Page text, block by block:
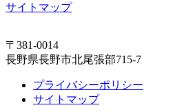
サイトマップ
〒381-0014
長野県長野市北尾張部715-7
プライバシーポリシー
サイトマップ